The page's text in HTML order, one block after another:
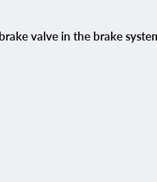
valve in the brake